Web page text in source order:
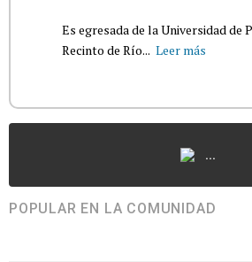
Es egresada de la Universidad de
Recinto de Río... Leer más
...
POPULAR EN LA COMUNIDAD